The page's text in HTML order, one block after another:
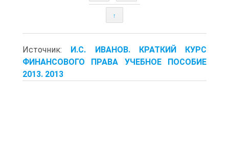
↑
Источник: И.С. ИВАНОВ. КРАТКИЙ КУРС
ФИНАНСОВОГО ПРАВА УЧЕБНОЕ ПОСОБИЕ
2013. 2013